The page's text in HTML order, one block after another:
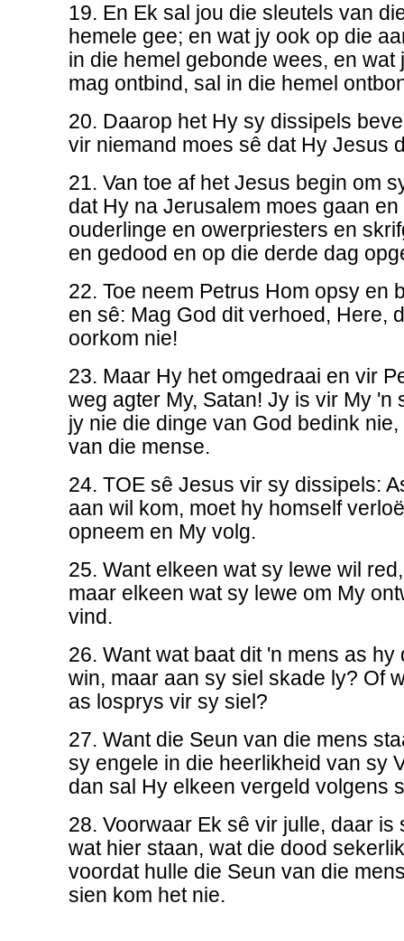
19. En Ek sal jou die sleutels van
hemele gee; en wat jy ook op die
in die hemel gebonde wees, en wat
mag ontbind, sal in die hemel
20. Daarop het Hy sy dissipels
vir niemand moes sê dat Hy Jesus
21. Van toe af het Jesus begin om
dat Hy na Jerusalem moes gaan
ouderlinge en owerpriesters en
en gedood en op die derde dag
22. Toe neem Petrus Hom opsy en
en sê: Mag God dit verhoed, Here,
oorkom nie!
23. Maar Hy het omgedraai en vir
weg agter My, Satan! Jy is vir My 'n
jy nie die dinge van God bedink
van die mense.
24. TOE sê Jesus vir sy dissipels:
aan wil kom, moet hy homself
opneem en My volg.
25. Want elkeen wat sy lewe wil
maar elkeen wat sy lewe om My
vind.
26. Want wat baat dit 'n mens as hy
win, maar aan sy siel skade ly? Of
as losprys vir sy siel?
27. Want die Seun van die mens
sy engele in die heerlikheid van sy
dan sal Hy elkeen vergeld volgens
28. Voorwaar Ek sê vir julle, daar is
wat hier staan, wat die dood
voordat hulle die Seun van die
sien kom het nie.